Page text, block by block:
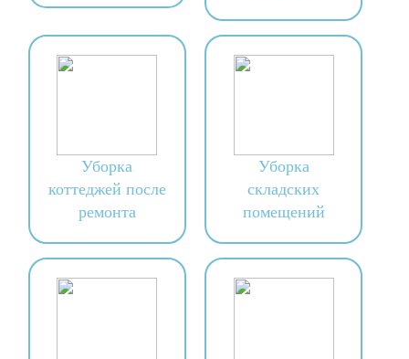
Уборка
коттеджей после
ремонта
Уборка
складских
помещений